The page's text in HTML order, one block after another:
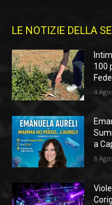
LE NOTIZIE DELLA
100
4
a
6